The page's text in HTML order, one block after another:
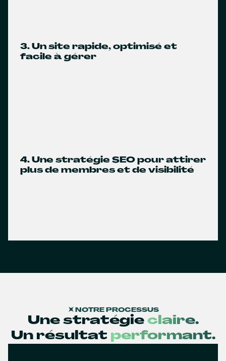
3. Un site rapide, optimisé et
facile à gérer
4. Une stratégie SEO pour attirer
plus de membres et de visibilité
NOTRE PROCESSUS
Une stratégie claire.
Un résultat performant.